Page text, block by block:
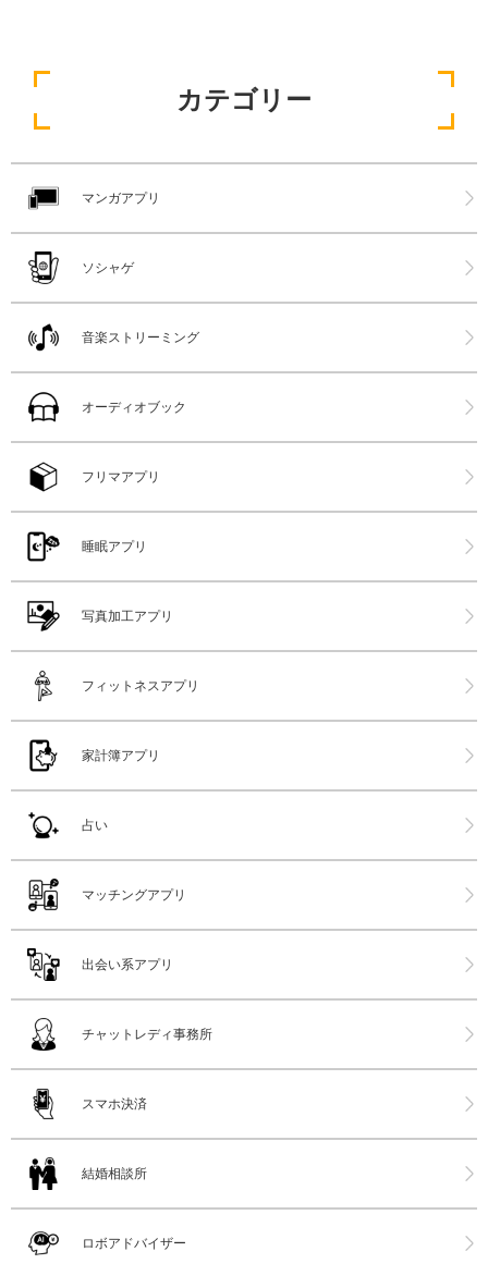
カテゴリー
マンガアプリ
ソシャゲ
音楽ストリーミング
オーディオブック
フリマアプリ
睡眠アプリ
写真加工アプリ
フィットネスアプリ
家計簿アプリ
占い
マッチングアプリ
出会い系アプリ
チャットレディ事務所
スマホ決済
結婚相談所
ロボアドバイザー